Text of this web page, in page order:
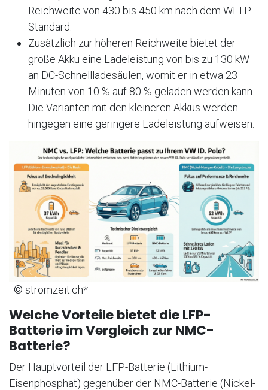
Reichweite von 430 bis 450 km nach dem WLTP-
Standard.
Zusätzlich zur höheren Reichweite bietet der
große Akku eine Ladeleistung von bis zu 130 kW
an DC-Schnellladesäulen, womit er in etwa 23
Minuten von 10 % auf 80 % geladen werden kann.
Die Varianten mit den kleineren Akkus werden
hingegen eine geringere Ladeleistung aufweisen.
© stromzeit.ch*
Welche Vorteile bietet die LFP-
Batterie im Vergleich zur NMC-
Batterie?
Der Hauptvorteil der LFP-Batterie (Lithium-
Eisenphosphat) gegenüber der NMC-Batterie (Nickel-